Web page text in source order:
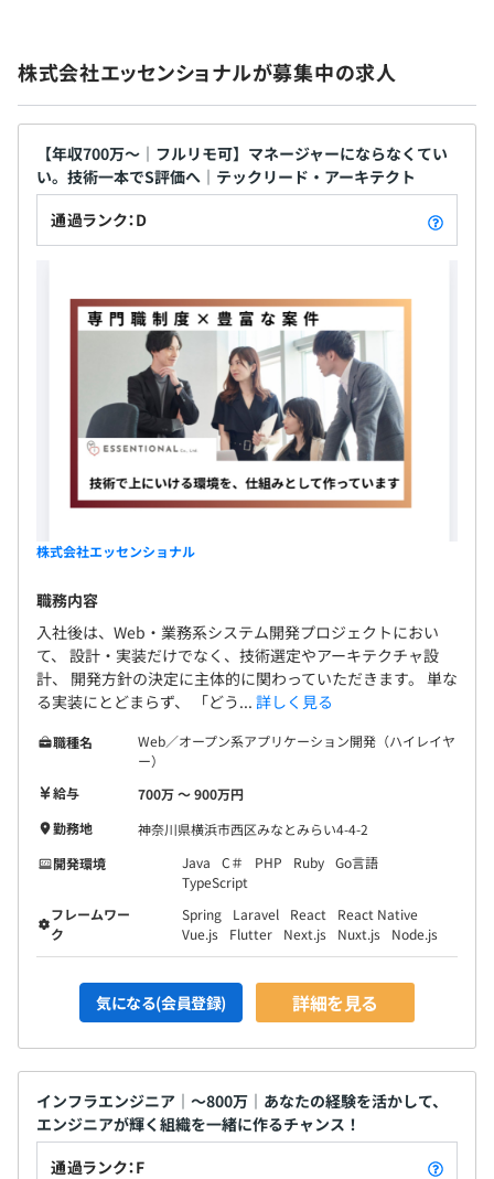
急成長中の当社では、制度・組織の土台づくりが進行中。
あなたの知識と経験を生かし、福利厚生・人事制度などの
整備を含め、「理想の会社づくり」に参加していただける
ポジションです。
（内訳）役員：2名／エンジニア：13名／営業：3名／営
フェーズ：要件定義～基本設計／開発／運用保守
業務：既存業務システム刷新プロジェクト
弊社の誠実な姿勢に共感いただき、ご入社いただきまし
た。
現場に近い立場で課題整理や調整を担い、責任感を持って
チーム全体を支えてくださっています。
エンジニアチーム人数：13名
◼︎年齢 20代：7名／30代：4名／40代：2名
◼︎開発形態：開発43％、インフラ57％
年1回（5月）
◎昇給率1.5％！
保険）
◎試用期間は設けていません。
する会社」ではありません。 専門知識を基盤に、お
客様の期待を超える価値を届けるために、“専門性
（essential）・誠意と熱意（emotional）・プロフ
ェッショナル精神（professional）”を大切にしてい
ます。 この3つの価値観を掛け合わせた思いを込め
て、社名を ESSENTIONAL（エッセンショナル） と
名付けました。 私たちが目指しているのは、「任せ
そのために、エンジニア一人ひとりの成長と挑戦を
何より大切にしています。
株式会社エッセンショナルが募集中の求人
【年収700万〜｜フルリモ可】マネージャーにならなくてい
い。技術一本でS評価へ｜テックリード・アーキテクト
通過ランク：D
株式会社エッセンショナル
職務内容
入社後は、Web・業務系システム開発プロジェクトにおい
て、 設計・実装だけでなく、技術選定やアーキテクチャ設
計、 開発方針の決定に主体的に関わっていただきます。 単な
る実装にとどまらず、 「どう... 詳しく見る
職種名
Web／オープン系アプリケーション開発（ハイレイヤ
ー）
給与
700万 〜 900万円
勤務地
神奈川県横浜市西区みなとみらい4-4-2
開発環境
Java C＃ PHP Ruby Go言語
TypeScript
フレームワー
ク
Spring Laravel React
React Native
Vue.js
Flutter Next.js Nuxt.js Node.js
気になる(会員登録) 詳細を見る
インフラエンジニア｜～800万｜あなたの経験を活かして、
エンジニアが輝く組織を一緒に作るチャンス！
通過ランク：F